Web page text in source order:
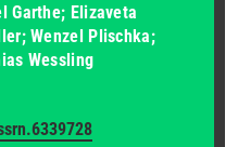
Garthe; Elizaveta
Wenzel Plischka;
Wessling